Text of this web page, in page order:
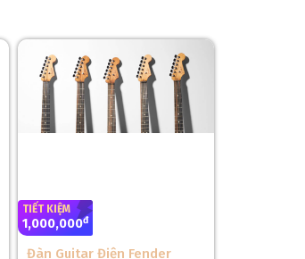
TIẾT KIỆM
1,000,000đ
Đàn Guitar Điện Fender